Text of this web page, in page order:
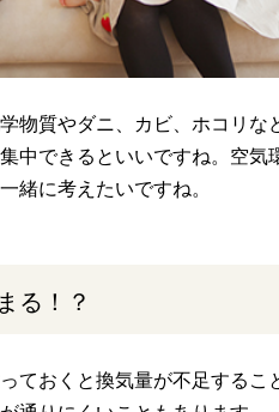
物質やダニ、カビ、ホコリな
中できるといいですね。空気
緒に考えたいですね。
る！？
ておくと換気量が不足するこ